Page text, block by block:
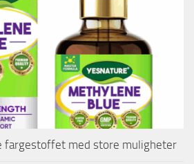
fargestoffet med store muligheter